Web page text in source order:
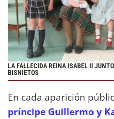
LA FALLECIDA REINA ISABEL II
BISNIETOS
En cada aparición
príncipe Guillermo y